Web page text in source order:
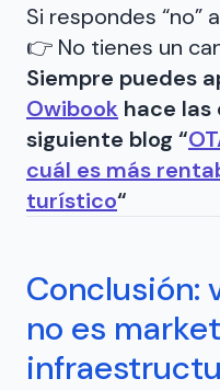
Si respondes “no”
👉 No tienes un
Siempre puedes
Owibook hace las
siguiente blog “
cuál es más
turístico“
Conclusión:
no es